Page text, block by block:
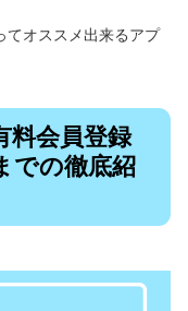
てオススメ出来るアプ
料会員登録
での徹底紹